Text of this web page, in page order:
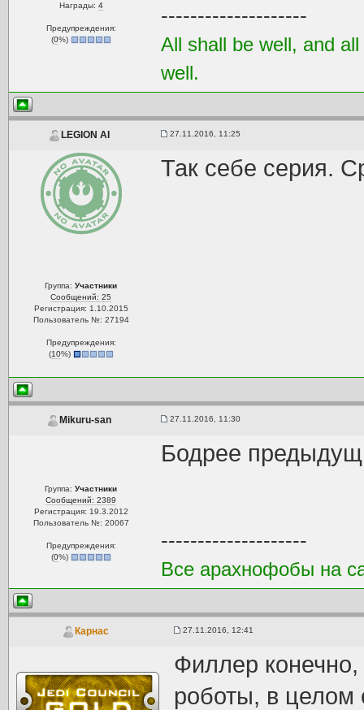
Награды: 4
Предупреждения:
(0%)
--------------------
All shall be well, and
well.
LEGION AI 27.11.2016, 11:25
Группа:Участники
Сообщений: 25
Регистрация: 1.10.2015
Пользователь №: 27194
Предупреждения:
(10%)
Так себе серия.
Mikuru-san 27.11.2016, 11:30
Группа:Участники
Сообщений: 2389
Регистрация: 19.3.2012
Пользователь №: 20067
Предупреждения:
(0%)
Бодрее
--------------------
Все арахнофобы на
Карнас 27.11.2016, 12:41
Филлер
роботы, в целом